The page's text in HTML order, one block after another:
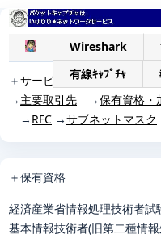
Wireshark
有線ｷｬﾌﾟﾁｬ
＋サービス一覧→
→ 主要取引先 →保有資格・
→ RFC →サブネットマスク
＋保有資格
経済産業省情報処理技術者試
基本情報技術者(旧第二種情